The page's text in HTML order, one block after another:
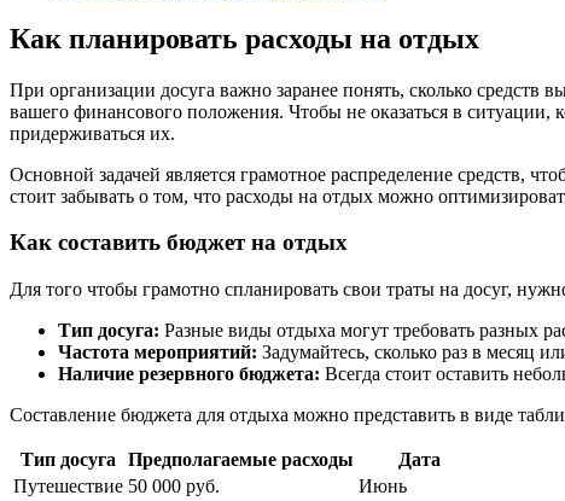
Как планировать расходы на отдых
При организации досуга важно заранее понять, сколько
вашего финансового положения. Чтобы не оказаться в ситуации,
придерживаться их.
Основной задачей является грамотное распределение средств,
стоит забывать о том, что расходы на отдых можно
Как составить бюджет на отдых
Для того чтобы грамотно спланировать свои траты на досуг,
Тип досуга: Разные виды отдыха могут требовать разных
Частота мероприятий: Задумайтесь, сколько раз в месяц
Наличие резервного бюджета: Всегда стоит оставить
Составление бюджета для отдыха можно представить в виде
Тип досуга Предполагаемые расходы
Дата
Путешествие 50 000 руб.
Июнь